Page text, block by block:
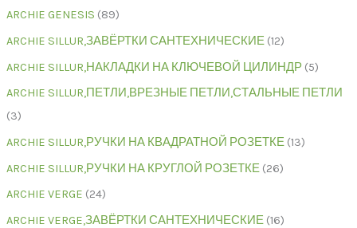
ARCHIE GENESIS 89
ARCHIE SILLUR,ЗАВЁРТКИ САНТЕХНИЧЕСКИЕ 12
ARCHIE SILLUR,НАКЛАДКИ НА КЛЮЧЕВОЙ ЦИЛИНДР 5
ARCHIE SILLUR,ПЕТЛИ,ВРЕЗНЫЕ ПЕТЛИ,СТАЛЬНЫЕ ПЕТЛИ
3
ARCHIE SILLUR,РУЧКИ НА КВАДРАТНОЙ РОЗЕТКЕ 13
ARCHIE SILLUR,РУЧКИ НА КРУГЛОЙ РОЗЕТКЕ 26
ARCHIE VERGE 24
ARCHIE VERGE,ЗАВЁРТКИ САНТЕХНИЧЕСКИЕ 16